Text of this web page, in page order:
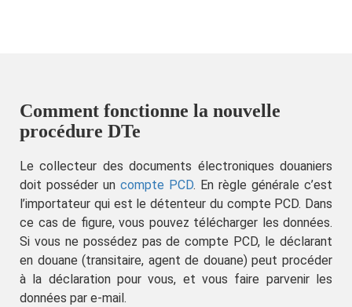
Comment fonctionne la nouvelle
procédure DTe
Le collecteur des documents électroniques douaniers
doit posséder un compte PCD. En règle générale c’est
l’importateur qui est le détenteur du compte PCD. Dans
ce cas de figure, vous pouvez télécharger les données.
Si vous ne possédez pas de compte PCD, le déclarant
en douane (transitaire, agent de douane) peut procéder
à la déclaration pour vous, et vous faire parvenir les
données par e-mail.